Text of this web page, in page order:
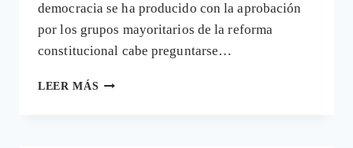
democracia se ha producido con la aprobación
por los grupos mayoritarios de la reforma
constitucional cabe preguntarse…
LEER MÁS GOLPE